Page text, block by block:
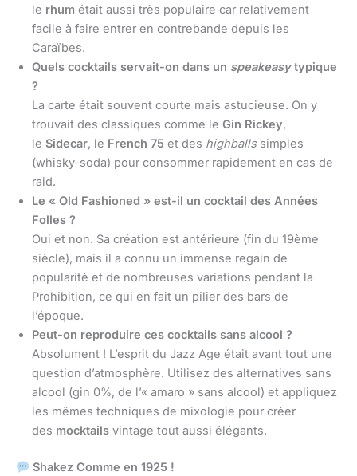
le rhum était aussi très populaire car relativement
facile à faire entrer en contrebande depuis les
Caraïbes.
Quels cocktails servait-on dans un speakeasytypique
?
La carte était souvent courte mais astucieuse. On y
trouvait des classiques comme le Gin Rickey,
le Sidecar, le French 75 et des highballssimples
(whisky-soda) pour consommer rapidement en cas de
raid.
Le « Old Fashioned » est-il un cocktail des Années
Folles ?
Oui et non. Sa création est antérieure (fin du 19ème
siècle), mais il a connu un immense regain de
popularité et de nombreuses variations pendant la
Prohibition, ce qui en fait un pilier des bars de
l’époque.
Peut-on reproduire ces cocktails sans alcool ?
Absolument ! L’esprit du Jazz Age était avant tout une
question d’atmosphère. Utilisez des alternatives sans
alcool (gin 0%, de l’« amaro » sans alcool) et appliquez
les mêmes techniques de mixologie pour créer
des mocktails vintage tout aussi élégants.
Shakez Comme en 1925 !